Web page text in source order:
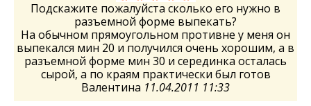
Подскажите пожалуйста сколько его нужно в
разъемной форме выпекать?
На обычном прямоугольном противне у меня он
выпекался мин 20 и получился очень хорошим, а в
разъемной форме мин 30 и серединка осталась
сырой, а по краям практически был готов
Валентина 11.04.2011 11:33